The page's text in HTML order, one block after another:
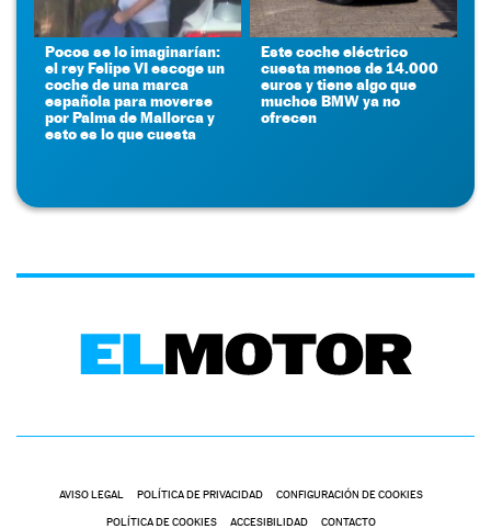
Pocos se lo imaginarían:
el rey Felipe VI escoge un
coche de una marca
española para moverse
por Palma de Mallorca y
esto es lo que cuesta
Este coche eléctrico
cuesta menos de 14.000
euros y tiene algo que
muchos BMW ya no
ofrecen
AVISO LEGAL POLÍTICA DE PRIVACIDAD CONFIGURACIÓN DE COOKIES
POLÍTICA DE COOKIES ACCESIBILIDAD CONTACTO